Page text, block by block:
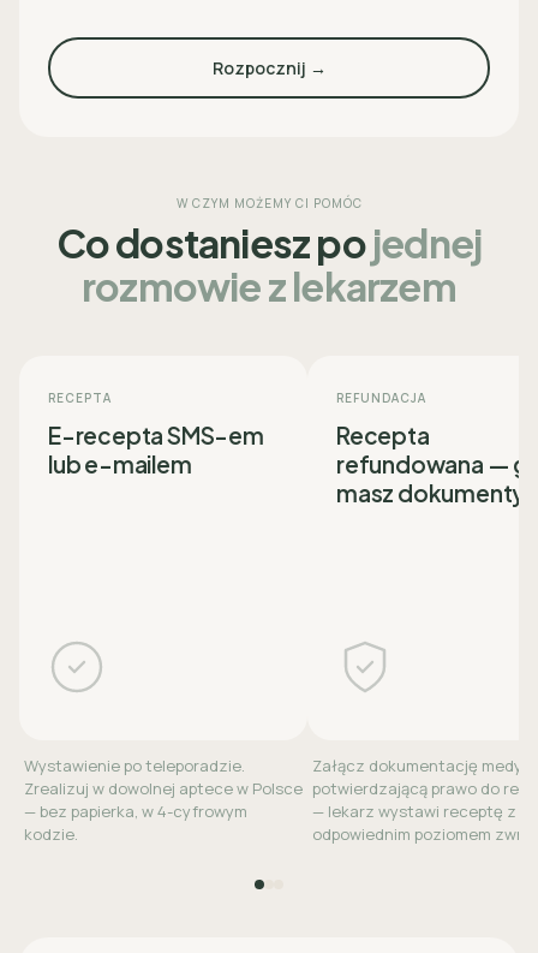
Rozpocznij →
W CZYM MOŻEMY CI POMÓC
Co dostaniesz pojednej
rozmowie z lekarzem
RECEPTA
E-recepta SMS-em
lub e-mailem
Wystawienie po teleporadzie.
Zrealizuj w dowolnej aptece w Polsce
— bez papierka, w 4-cyfrowym
kodzie.
REFUNDACJA
Recepta
refundowana —
masz dokumenty
Załącz dokumentację
potwierdzającą prawo do
— lekarz wystawi receptę z
odpowiednim poziomem